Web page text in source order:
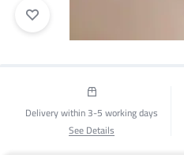
Delivery within 3-5 working days
See Details